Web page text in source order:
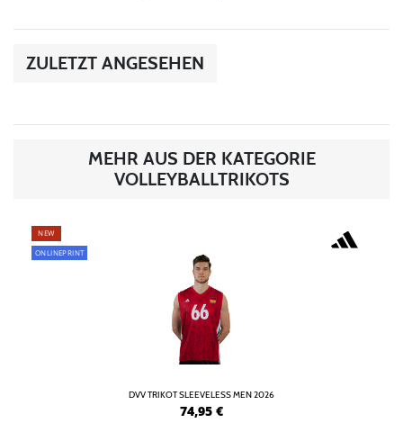
ZULETZT ANGESEHEN
MEHR AUS DER KATEGORIE
VOLLEYBALLTRIKOTS
NEW
ONLINEPRINT
DVV TRIKOT SLEEVELESS MEN 2026
74,95 €